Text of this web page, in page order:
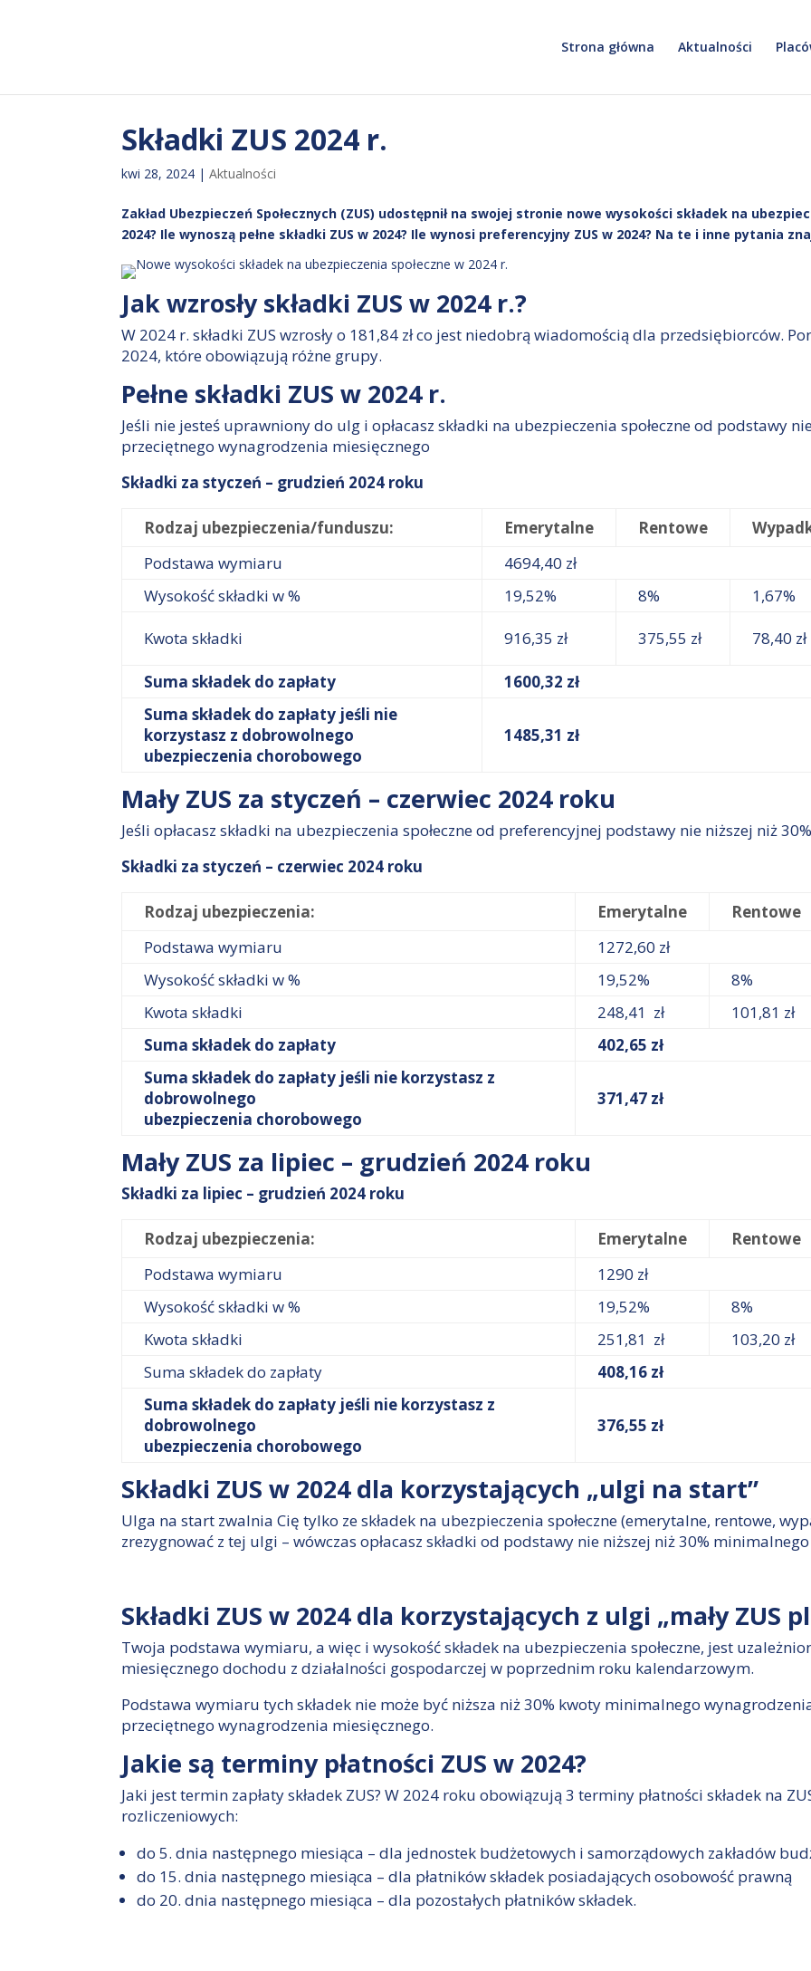
Strona główna Aktualności
Składki ZUS 2024 r.
kwi 28, 2024 |Aktualności
Zakład Ubezpieczeń Społecznych (ZUS) udostępnił na swojej stronie nowe wysokości składek na
2024? Ile wynoszą pełne składki ZUS w 2024? Ile wynosi preferencyjny ZUS w 2024? Na te i inne pytania
Jak wzrosły składki ZUS w 2024 r.?
W 2024 r. składki ZUS wzrosły o 181,84 zł co jest niedobrą wiadomością dla przedsiębiorców.
2024, które obowiązują różne grupy.
Pełne składki ZUS w 2024 r.
Jeśli nie jesteś uprawniony do ulg i opłacasz składki na ubezpieczenia społeczne od podstawy
przeciętnego wynagrodzenia miesięcznego
Składki za styczeń – grudzień 2024 roku
Rodzaj ubezpieczenia/funduszu: Emerytalne Rentowe
Podstawa wymiaru
4694,40 zł
Wysokość składki w %
19,52% 8% 1,67%
Kwota składki 916,35 zł 375,55 zł 78,40 zł
Suma składek do zapłaty
1600,32 zł
Suma składek do zapłaty jeśli nie
korzystasz z dobrowolnego
ubezpieczenia chorobowego
1485,31 zł
Mały ZUS za styczeń – czerwiec 2024 roku
Jeśli opłacasz składki na ubezpieczenia społeczne od preferencyjnej podstawy nie niższej niż
Składki za styczeń – czerwiec 2024 roku
Rodzaj ubezpieczenia: Emerytalne Rentowe
Podstawa wymiaru
1272,60 zł
Wysokość składki w %
19,52% 8%
Kwota składki
248,41 zł 101,81 zł
Suma składek do zapłaty
402,65 zł
Suma składek do zapłaty jeśli nie korzystasz z
dobrowolnego
ubezpieczenia chorobowego
371,47 zł
Mały ZUS za lipiec – grudzień 2024 roku
Składki za lipiec – grudzień 2024 roku
Rodzaj ubezpieczenia: Emerytalne Rentowe
Podstawa wymiaru
1290 zł
Wysokość składki w %
19,52% 8%
Kwota składki
251,81 zł 103,20 zł
Suma składek do zapłaty
408,16 zł
Suma składek do zapłaty jeśli nie korzystasz z
dobrowolnego
​​​​​​​ubezpieczenia chorobowego
376,55 zł
Składki ZUS w 2024 dla korzystających „ulgi na start”
Ulga na start zwalnia Cię tylko ze składek na ubezpieczenia społeczne (emerytalne, rentowe,
zrezygnować z tej ulgi – wówczas opłacasz składki od podstawy nie niższej niż 30%
Składki ZUS w 2024 dla korzystających z ulgi „mały ZUS
Twoja podstawa wymiaru, a więc i wysokość składek na ubezpieczenia społeczne, jest
miesięcznego dochodu z działalności gospodarczej w poprzednim roku kalendarzowym.
Podstawa wymiaru tych składek nie może być niższa niż 30% kwoty minimalnego
przeciętnego wynagrodzenia miesięcznego.
Jakie są terminy płatności ZUS w 2024?
Jaki jest termin zapłaty składek ZUS? W 2024 roku obowiązują 3 terminy płatności składek na
rozliczeniowych:
do 5. dnia następnego miesiąca – dla jednostek budżetowych i samorządowych zakładów
do 15. dnia następnego miesiąca – dla płatników składek posiadających osobowość prawną
do 20. dnia następnego miesiąca – dla pozostałych płatników składek.